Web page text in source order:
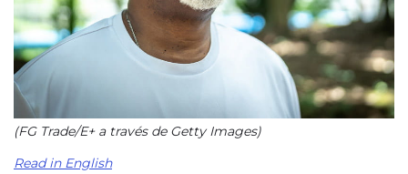
(FG Trade/E+ a través de Getty Images)
Read in English